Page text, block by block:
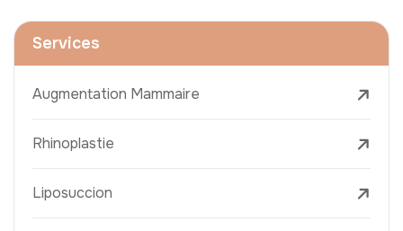
Services
Augmentation Mammaire
Rhinoplastie
Liposuccion